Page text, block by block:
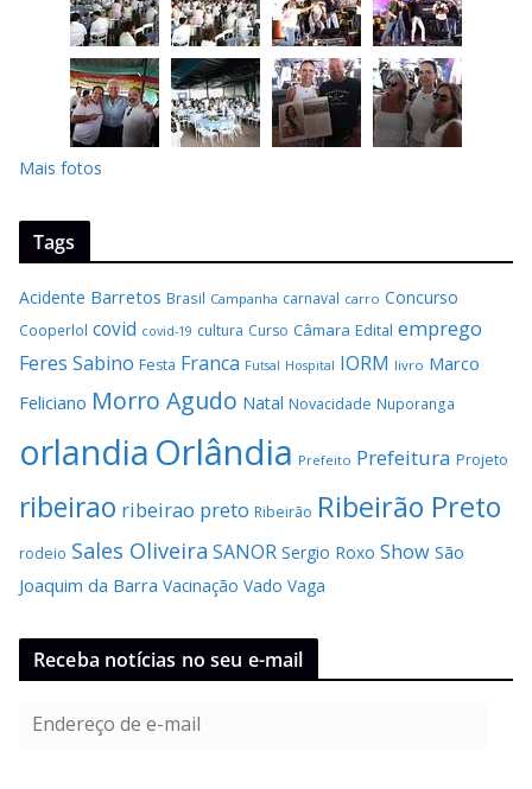
Mais fotos
Tags
Acidente Barretos Brasil Campanha carnaval carro Concurso
Cooperlol covid covid-19 cultura Curso Câmara Edital emprego
Feres Sabino Festa Franca Futsal Hospital IORM livro Marco
Feliciano Morro Agudo Natal Novacidade Nuporanga
orlandia Orlândia Prefeito Prefeitura Projeto
ribeirao ribeirao preto Ribeirão Ribeirão Preto
rodeio Sales Oliveira SANOR Sergio Roxo Show São
Joaquim da Barra Vacinação Vado Vaga
Receba notícias no seu e-mail